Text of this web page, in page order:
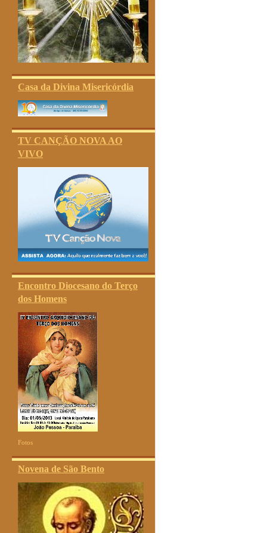
Casa da Divina Misericórdia
TV CANÇÃO NOVA AO
VIVO
Encontro Diocesano do Terço
dos Homens
Fotos
Novena de São Bento